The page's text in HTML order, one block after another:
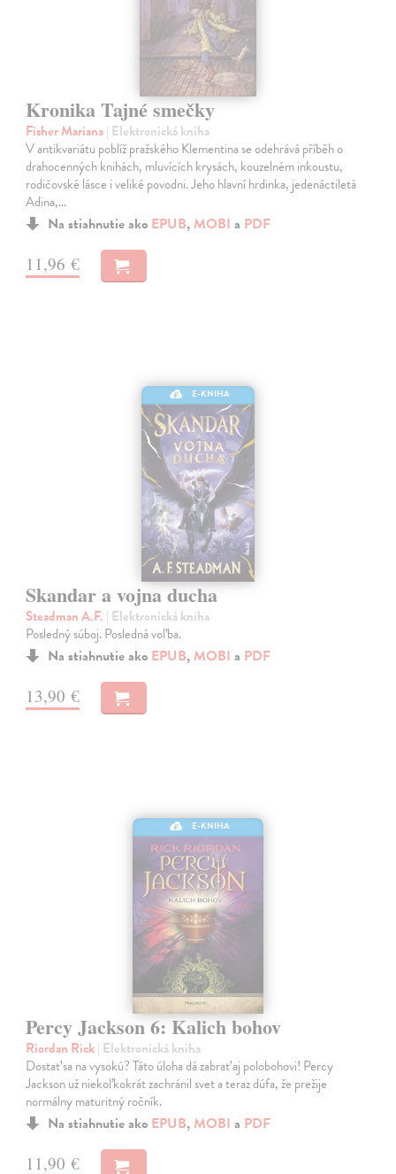
Kronika Tajné smečky
Fisher Mariana| Elektronická kniha
V antikvariátu poblíž pražského Klementina se odehrává příběh o
drahocenných knihách, mluvících krysách, kouzelném inkoustu,
rodičovské lásce i veliké povodni. Jeho hlavní hrdinka, jedenáctiletá
Adina,…
Na stiahnutie ako EPUB, MOBI a PDF
11,96 €
E-KNIHA
Skandar a vojna ducha
Steadman A.F. | Elektronická kniha
Posledný súboj. Posledná voľba.
Na stiahnutie ako EPUB, MOBI a PDF
13,90 €
E-KNIHA
Percy Jackson 6: Kalich bohov
Riordan Rick| Elektronická kniha
Dostať sa na vysokú? Táto úloha dá zabrať aj polobohovi! Percy
Jackson už niekoľkokrát zachránil svet a teraz dúfa, že prežije
normálny maturitný ročník.
Na stiahnutie ako EPUB, MOBI a PDF
11,90 €